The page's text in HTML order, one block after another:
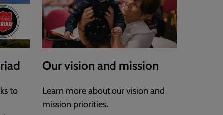
to
Our vision and mission
Learn more about our vision and
mission priorities.